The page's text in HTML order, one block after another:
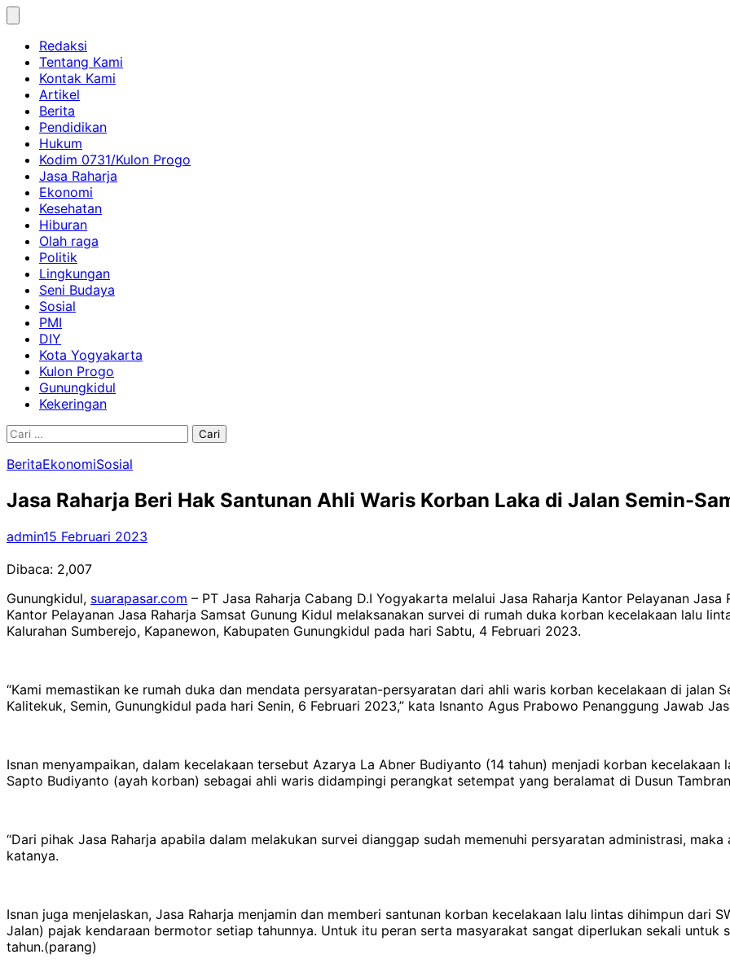
Skip
contentRedaksi
Tentang Kami
Kontak Kami
Artikel
Berita
Pendidikan
Hukum
Kodim 0731/Kulon Progo
Jasa Raharja
Ekonomi
Kesehatan
Hiburan
Olah raga
Politik
Lingkungan
Seni Budaya
Sosial
PMI
DIY
Kota Yogyakarta
Kulon Progo
Gunungkidul
Kekeringan
Cari
BeritaEkonomiSosial
Jasa Raharja Beri Hak Santunan Ahli Waris Korban Laka di Jalan Semin-
admin15 Februari 2023
Dibaca: 2,007
Gunungkidul, suarapasar.com – PT Jasa Raharja Cabang D.I Yogyakarta melalui Jasa Raharja Kantor Pelayanan
Kantor Pelayanan Jasa Raharja Samsat Gunung Kidul melaksanakan survei di rumah duka korban kecelakaan lalu
Kalurahan Sumberejo, Kapanewon, Kabupaten Gunungkidul pada hari Sabtu, 4 Februari 2023.
“Kami memastikan ke rumah duka dan mendata persyaratan-persyaratan dari ahli waris korban kecelakaan di jalan
Kalitekuk, Semin, Gunungkidul pada hari Senin, 6 Februari 2023,” kata Isnanto Agus Prabowo Penanggung Jawab
Isnan menyampaikan, dalam kecelakaan tersebut Azarya La Abner Budiyanto (14 tahun) menjadi korban
Sapto Budiyanto (ayah korban) sebagai ahli waris didampingi perangkat setempat yang beralamat di Dusun
“Dari pihak Jasa Raharja apabila dalam melakukan survei dianggap sudah memenuhi persyaratan administrasi,
katanya.
Isnan juga menjelaskan, Jasa Raharja menjamin dan memberi santunan korban kecelakaan lalu lintas dihimpun dari
Jalan) pajak kendaraan bermotor setiap tahunnya. Untuk itu peran serta masyarakat sangat diperlukan sekali untuk
tahun.(parang)